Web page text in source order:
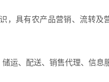
具有农产品营销、流转及
运、配送、销售代理、信息